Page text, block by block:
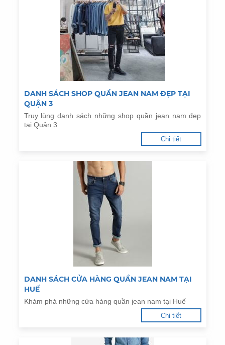
DANH SÁCH SHOP QUẦN JEAN NAM ĐẸP TẠI
QUẬN 3
Truy lùng danh sách những shop quần jean nam đẹp
tại Quận 3
Chi tiết
DANH SÁCH CỬA HÀNG QUẦN JEAN NAM TẠI
HUẾ
Khám phá những cửa hàng quần jean nam tại Huế
Chi tiết